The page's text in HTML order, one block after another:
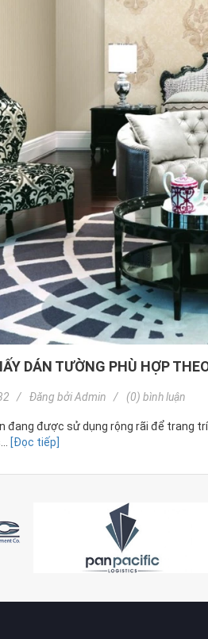
DÁN TƯỜNG PHÙ HỢP
Đăng bởiAdmin (0) bình luận
đang được sử dụng rộng rãi để trang
[Đọc tiếp]